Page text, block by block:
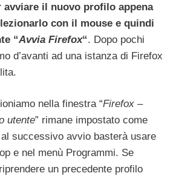
avviare il nuovo profilo appena
con il mouse e quindi
“Avvia Firefox“. Dopo pochi
d’avanti ad una istanza di Firefox
nella finestra “Firefox –
utente” rimane impostato come
successivo avvio basterà usare
e nel menù Programmi. Se
un precedente profilo